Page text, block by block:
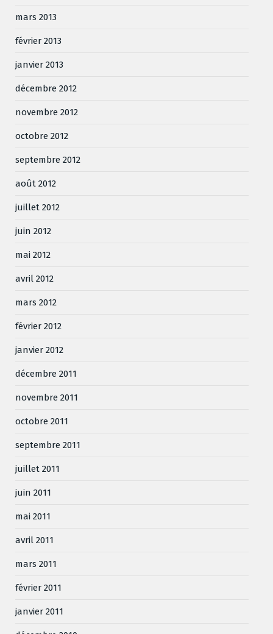
mars 2013
février 2013
janvier 2013
décembre 2012
novembre 2012
octobre 2012
septembre 2012
août 2012
juillet 2012
juin 2012
mai 2012
avril 2012
mars 2012
février 2012
janvier 2012
décembre 2011
novembre 2011
octobre 2011
septembre 2011
juillet 2011
juin 2011
mai 2011
avril 2011
mars 2011
février 2011
janvier 2011